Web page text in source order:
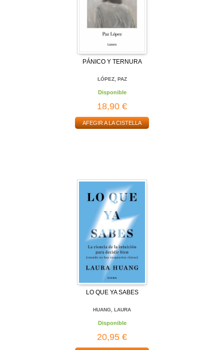
PÁNICO Y TERNURA
LÓPEZ, PAZ
Disponible
18,90 €
AFEGIR A LA CISTELLA
LO QUE YA SABES
HUANG, LAURA
Disponible
20,95 €